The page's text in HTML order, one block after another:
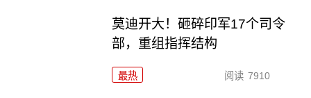
莫迪开大！砸碎印军17个司令
部，重组指挥结构
最热 阅读 7910